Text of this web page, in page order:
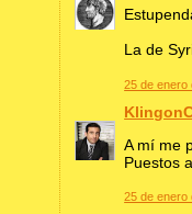
La de
25 de enero
A mí me
Puestos
25 de enero